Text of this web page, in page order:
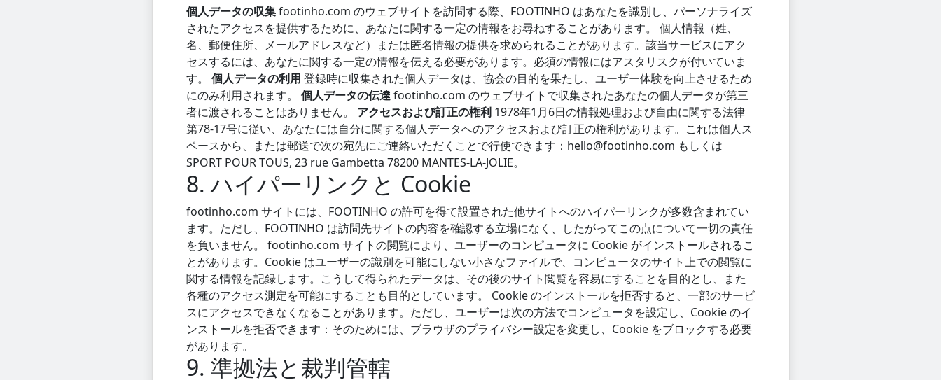
個人データの収集footinho.com のウェブサイトを訪問する際、FOOTINHO はあなたを識別し、パーソナライズ
されたアクセスを提供するために、あなたに関する一定の情報をお尋ねすることがあります。 個人情報（姓、
名、郵便住所、メールアドレスなど）または匿名情報の提供を求められることがあります。該当サービスにアク
セスするには、あなたに関する一定の情報を伝える必要があります。必須の情報にはアスタリスクが付いていま
す。 個人データの利用 登録時に収集された個人データは、協会の目的を果たし、ユーザー体験を向上させるため
にのみ利用されます。 個人データの伝達footinho.com のウェブサイトで収集されたあなたの個人データが第三
者に渡されることはありません。 アクセスおよび訂正の権利1978年1月6日の情報処理および自由に関する法律
第78-17号に従い、あなたには自分に関する個人データへのアクセスおよび訂正の権利があります。これは個人ス
ペースから、または郵送で次の宛先にご連絡いただくことで行使できます：hello@footinho.com もしくは
SPORT POUR TOUS, 23 rue Gambetta 78200 MANTES-LA-JOLIE。
8. ハイパーリンクと Cookie
footinho.com サイトには、FOOTINHO の許可を得て設置された他サイトへのハイパーリンクが多数含まれてい
ます。ただし、FOOTINHO は訪問先サイトの内容を確認する立場になく、したがってこの点について一切の責任
を負いません。 footinho.com サイトの閲覧により、ユーザーのコンピュータに Cookie がインストールされるこ
とがあります。Cookie はユーザーの識別を可能にしない小さなファイルで、コンピュータのサイト上での閲覧に
関する情報を記録します。こうして得られたデータは、その後のサイト閲覧を容易にすることを目的とし、また
各種のアクセス測定を可能にすることも目的としています。 Cookie のインストールを拒否すると、一部のサービ
スにアクセスできなくなることがあります。ただし、ユーザーは次の方法でコンピュータを設定し、Cookie のイ
ンストールを拒否できます：そのためには、ブラウザのプライバシー設定を変更し、Cookie をブロックする必要
があります。
9. 準拠法と裁判管轄